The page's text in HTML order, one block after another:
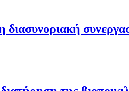
διασυνοριακή